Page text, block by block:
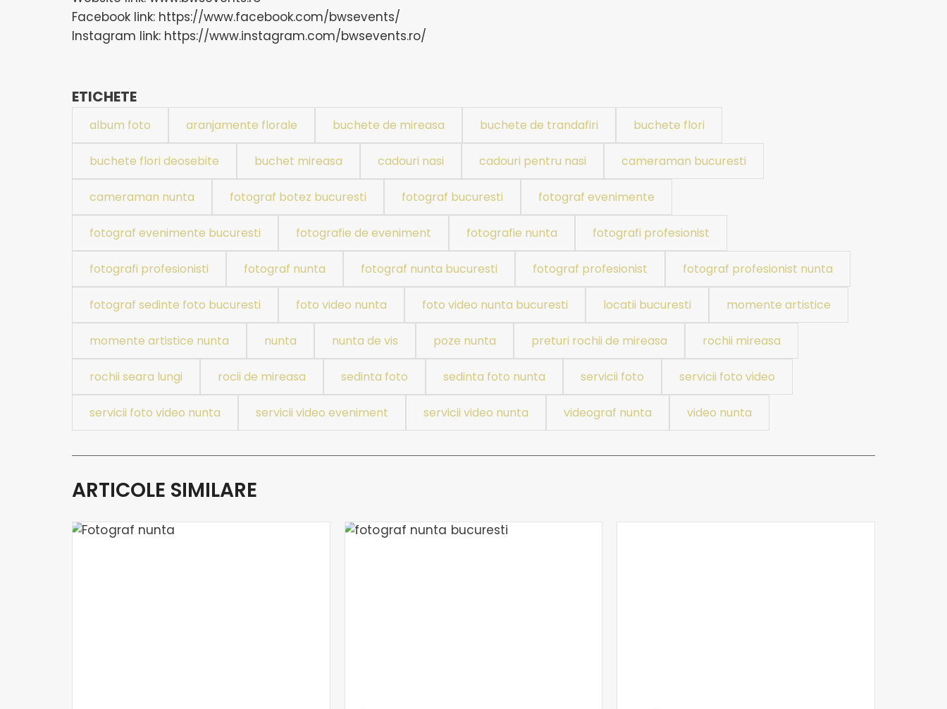
Facebook link: https://www.facebook.com/bwsevents/
Instagram link: https://www.instagram.com/bwsevents.ro/
ETICHETE
album foto aranjamente florale buchete de mireasa buchete de trandafiri buchete flori
buchete flori deosebite buchet mireasa cadouri nasi cadouri pentru nasi cameraman bucuresti
cameraman nunta fotograf botez bucuresti fotograf bucuresti fotograf evenimente
fotograf evenimente bucuresti fotografie de eveniment fotografie nunta fotografi profesionist
fotografi profesionisti fotograf nunta fotograf nunta bucuresti fotograf profesionist fotograf profesionist nunta
fotograf sedinte foto bucuresti foto video nunta foto video nunta bucuresti locatii bucuresti momente artistice
momente artistice nunta nunta nunta de vis poze nunta preturi rochii de mireasa rochii mireasa
rochii seara lungi rocii de mireasa sedinta foto sedinta foto nunta servicii foto servicii foto video
servicii foto video nunta servicii video eveniment servicii video nunta videograf nunta video nunta
ARTICOLE SIMILARE